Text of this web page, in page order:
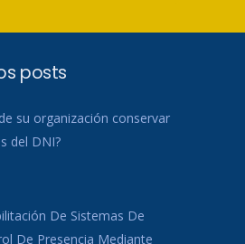
posts
su organización conservar
del DNI?
De Sistemas De
De Presencia Mediante